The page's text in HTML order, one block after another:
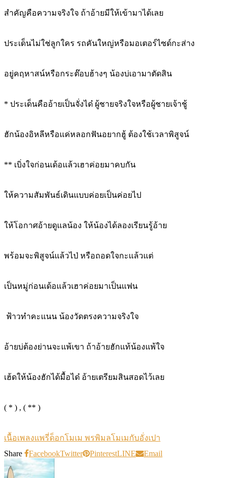
สำคัญคือความจริงใจ ถ้าอ้ายมีให้เข้ามาได้เลย
ประเด็นไม่ใช่ลูกใคร รถคันใหญ่หรือมอเตอร์ไซด์กะส่าง
อยู่คฤหาสน์หรือกระต๊อบฮ้างๆ น้องบ่เอามาตัดสิน
* ประเด็นคืออ้ายเป็นจั่งได๋ ผู้ชายจริงใจหรือผู้ชายเจ้าชู้
ฮักน้องอิหลีหรือแค่หลอกฟันอยากฮู้ ต้องใช้เวลาพิสูจน์
** เบิ่งใจก่อนเด้อแล้วเฮาค่อยมาคบกัน
ให้ความสัมพันธ์เดินแบบค่อยเป็นค่อยไป
ให้โอกาศอ้ายดูแลน้อง ให้น้องได้ลองเรียนรู้อ้าย
พร้อมจะพิสูจน์แล้วไป่ หรือถอดใจกะแล้วแต่
เป็นหมู่ก่อนเด้อแล้วเฮาค่อยมาเป็นแฟน
ฟ้าวทำคะแนน น้องวัดตรงความจริงใจ
อ้ายบ่ต้องย่านจะแพ้เขา ถ้าอ้ายฮักแท้น้องแพ้ใจ
เฮ้ดให้น้องฮักได้มื้อได๋ อ้ายเตรียมสินสอดไว้เลย
( * ) , ( ** )
เนื้อเพลงแพรี่ด็อกโมเม พรพิมลโมเมกับอั่งเปา
Share
FacebookTwitter PinterestLINE Email